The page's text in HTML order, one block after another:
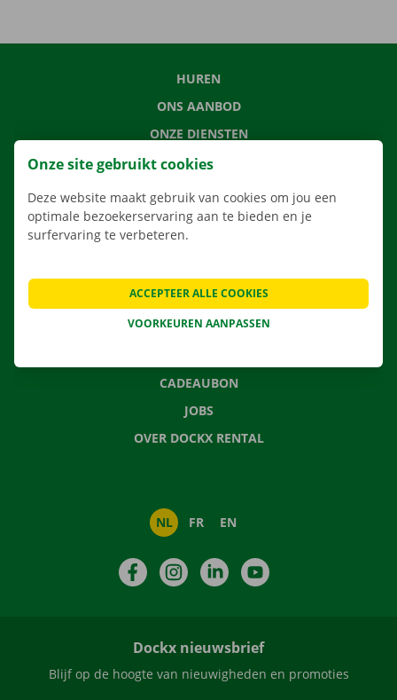
HUREN
ONS AANBOD
ONZE DIENSTEN
LOCATIES
APP
VERHUISOPLOSSINGEN
CONTACTEER ONS
VEELGESTELDE VRAGEN
CADEAUBON
JOBS
OVER DOCKX RENTAL
NL FR EN
FacebookInstagramLinkedIn
Dockx nieuwsbrief
Blijf op de hoogte van nieuwigheden en promoties
Onze site gebruikt cookies
Deze website maakt gebruik van cookies om jou een
optimale bezoekerservaring aan te bieden en je
surfervaring te verbeteren.
VOORKEUREN AANPASSEN
ACCEPTEER ALLE COOKIES